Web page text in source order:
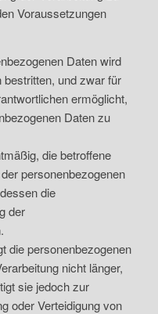
Voraussetzungen
Daten wird
und zwar für
ermöglicht,
Daten zu
die betroffene
personenbezogenen
die
der
die personenbezogenen
nicht länger,
sie jedoch zur
oder Verteidigung von